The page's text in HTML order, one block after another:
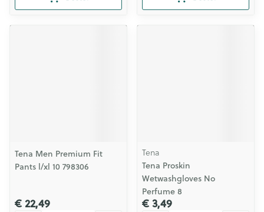
Tena Men Premium Fit
Pants l/xl 10 798306
€ 22,49
Tena
Tena Proskin
Wetwashgloves No
Perfume 8
€ 3,49